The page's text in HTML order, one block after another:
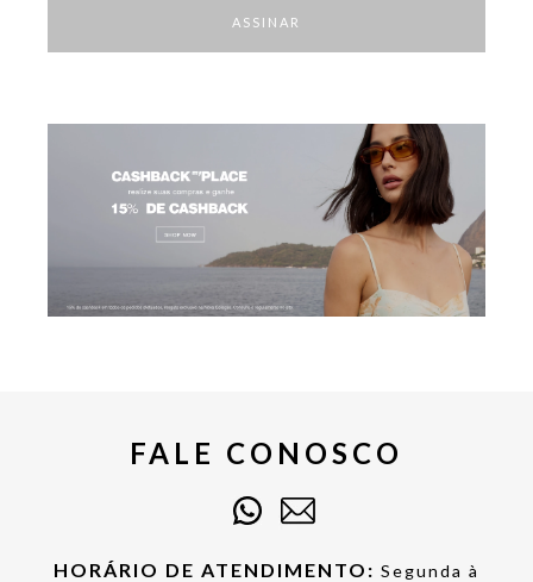
ASSINAR
FALE CONOSCO
HORÁRIO DE ATENDIMENTO: Segunda à